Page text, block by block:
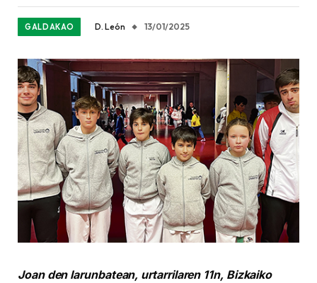
GALDAKAO D. León 13/01/2025
Joan den larunbatean, urtarrilaren 11n, Bizkaiko